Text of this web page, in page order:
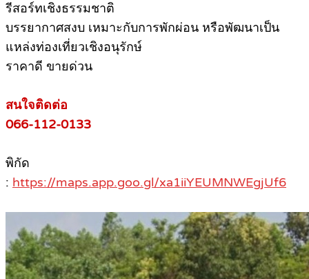
รีสอร์ทเชิงธรรมชาติ
บรรยากาศสงบ เหมาะกับการพักผ่อน หรือพัฒนาเป็น
แหล่งท่องเที่ยวเชิงอนุรักษ์
ราคาดี ขายด่วน
สนใจติดต่อ
066-112-0133
พิกัด
: https://maps.app.goo.gl/xa1iiYEUMNWEgjUf6